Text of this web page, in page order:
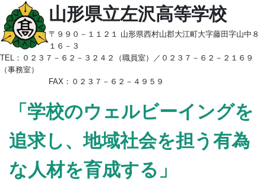
山形県立左沢高等学校
〒９９０－１１２１ 山形県西村山郡大江町大字藤田字山中８
１６－３
TEL： ０２３７－６２－３２４２（職員室）／ ０２３７－６２－２１６９
（事務室）
FAX：０２３７－６２－４９５９
「学校のウェルビーイングを
追求し、地域社会を担う有為
な人材を育成する」